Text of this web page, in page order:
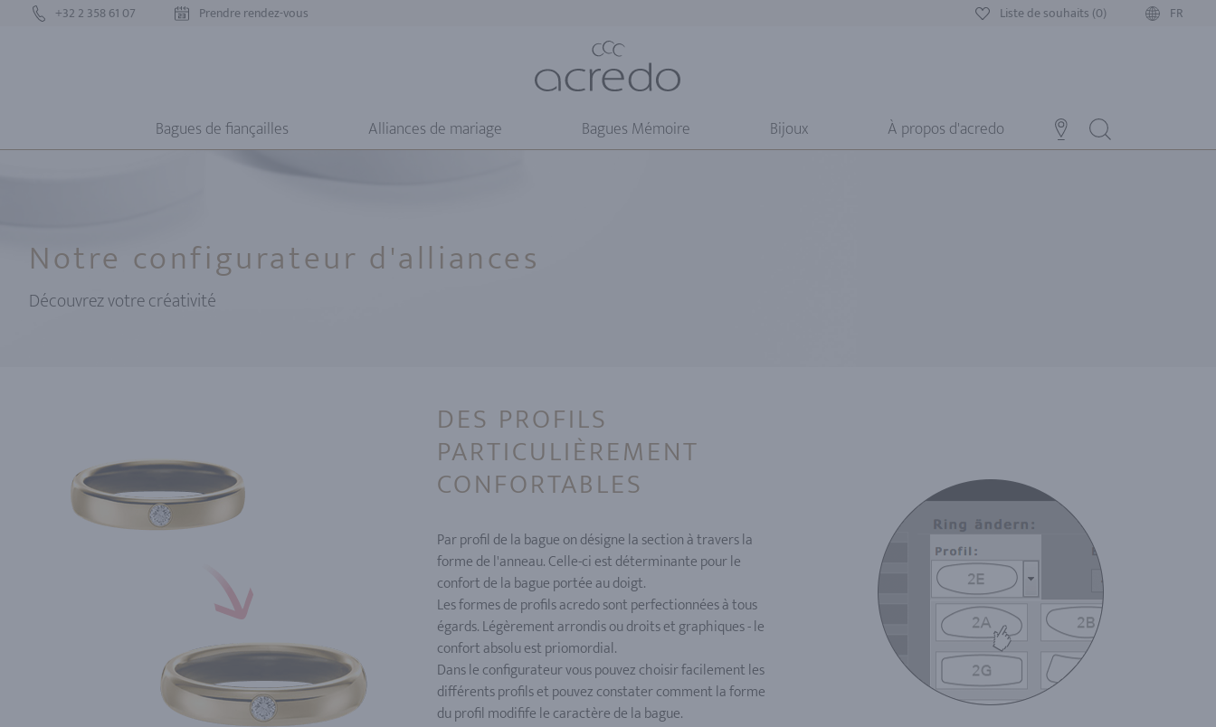
+32 2 358 61 07 Prendre rendez-vous Liste de souhaits (0) FR
Bagues de fiançailles Alliances de mariage Bagues Mémoire Bijoux À propos d'acredo
Notre configurateur d'alliances
Découvrez votre créativité
DES PROFILS
PARTICULIÈREMENT
CONFORTABLES
Par profil de la bague on désigne la section à travers la
forme de l'anneau. Celle-ci est déterminante pour le
confort de la bague portée au doigt.
Les formes de profils acredo sont perfectionnées à tous
égards. Légèrement arrondis ou droits et graphiques - le
confort absolu est priomordial.
Dans le configurateur vous pouvez choisir facilement les
différents profils et pouvez constater comment la forme
du profil modifife le caractère de la bague.